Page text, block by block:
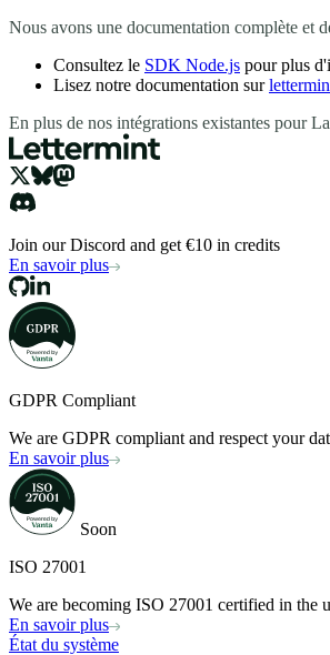
Nous avons une documentation complète et
Consultez le SDK Node.js pour plus
Lisez notre documentation sur
En plus de nos intégrations existantes pour
Join our Discord and get €10 in credits
En savoir plus
GDPR Compliant
We are GDPR compliant and respect your
En savoir plus
Soon
ISO 27001
We are becoming ISO 27001 certified in the
En savoir plus
État du système